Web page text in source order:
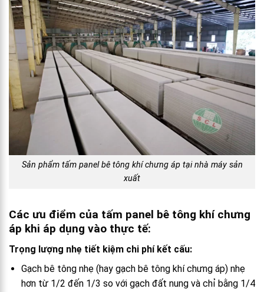
Sản phẩm tấm panel bê tông khí chưng áp tại nhà máy sản
xuất
Các ưu điểm của tấm panel bê tông khí chưng
áp khi áp dụng vào thực tế:
Trọng lượng nhẹ tiết kiệm chi phí kết cấu:
Gạch bê tông nhẹ (hay gạch bê tông khí chưng áp) nhẹ
hơn từ 1/2 đến 1/3 so với gạch đất nung và chỉ bằng 1/4